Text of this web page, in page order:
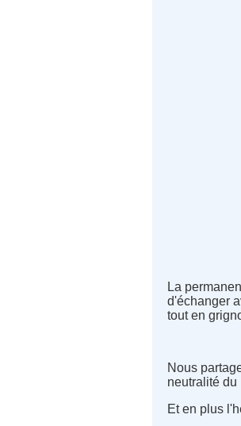
La
d'échanger
tout en
Nous
neutralité du
Et en plus